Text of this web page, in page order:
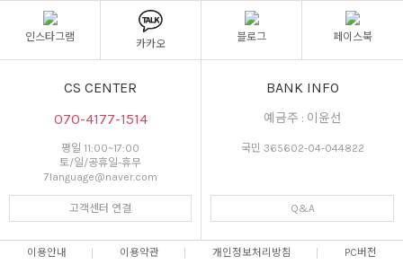
인스타그램
카카오
블로그 페이스북
CS CENTER
070-4177-1514
평일 11:00~17:00
토/일/공휴일-휴무
7language@naver.com
고객센터 연결
BANK INFO
예금주 : 이윤선
국민 365602-04-044822
Q&A
이용안내 이용약관 개인정보처리방침 PC버전